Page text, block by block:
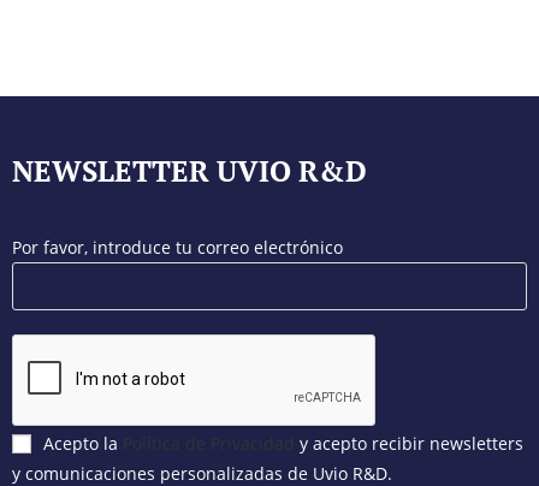
NEWSLETTER UVIO R&D
Por favor, introduce tu correo electrónico
Acepto la
y acepto recibir newsletters
y comunicaciones personalizadas de Uvio R&D.